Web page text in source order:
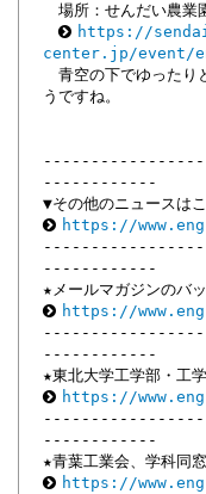
場所：せんだい農
https://
center.jp/event/
青空の下でゆったり
うですね。
------------
▼その他のニュースは
https://
------------
★メールマガジンのバ
https://
------------
★東北大学工学部・工
https://
------------
★青葉工業会、学科同
https://